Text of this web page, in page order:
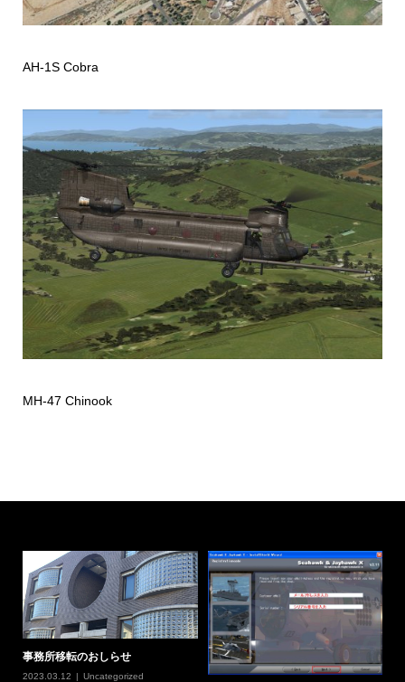
AH-1S Cobra
MH-47 Chinook
事務所移転のおしらせ
2023.03.12 Uncategorized